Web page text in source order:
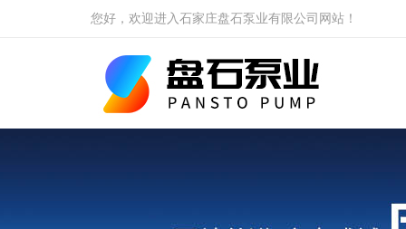
您好，欢迎进入石家庄盘石泵业有限公司网站！